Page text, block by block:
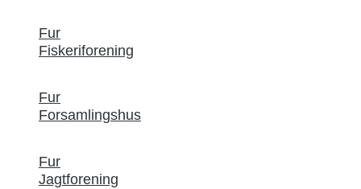
Fur
Fiskeriforening
Fur
Forsamlingshus
Fur
Jagtforening